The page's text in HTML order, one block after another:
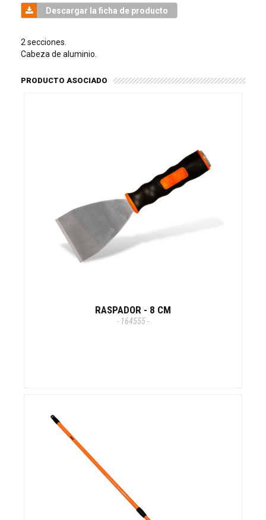
Descargar la ficha de producto
2 secciones.
Cabeza de aluminio.
PRODUCTO ASOCIADO
RASPADOR - 8 CM
- 164555 -